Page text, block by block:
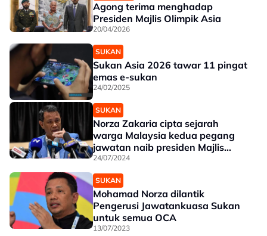
Agong terima menghadap
Presiden Majlis Olimpik Asia
20/04/2026
SUKAN
Sukan Asia 2026 tawar 11 pingat
emas e-sukan
24/02/2025
SUKAN
Norza Zakaria cipta sejarah
warga Malaysia kedua pegang
jawatan naib presiden Majlis
Olimpik Asia
24/07/2024
SUKAN
Mohamad Norza dilantik
Pengerusi Jawatankuasa Sukan
untuk semua OCA
13/07/2023